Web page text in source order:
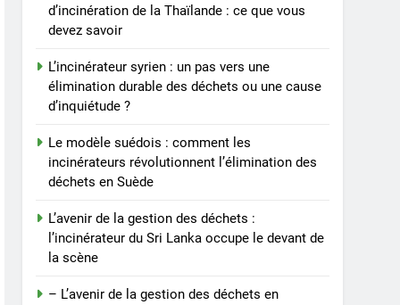
d’incinération de la Thaïlande : ce que vous
devez savoir
L’incinérateur syrien : un pas vers une
élimination durable des déchets ou une cause
d’inquiétude ?
Le modèle suédois : comment les
incinérateurs révolutionnent l’élimination des
déchets en Suède
L’avenir de la gestion des déchets :
l’incinérateur du Sri Lanka occupe le devant de
la scène
– L’avenir de la gestion des déchets en